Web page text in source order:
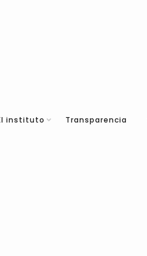
instituto Transparencia